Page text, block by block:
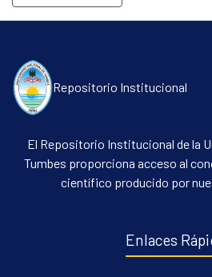
Repositorio Institucional
El Repositorio Institucional de la
Tumbes proporciona acceso al
científico producido por
Enlaces